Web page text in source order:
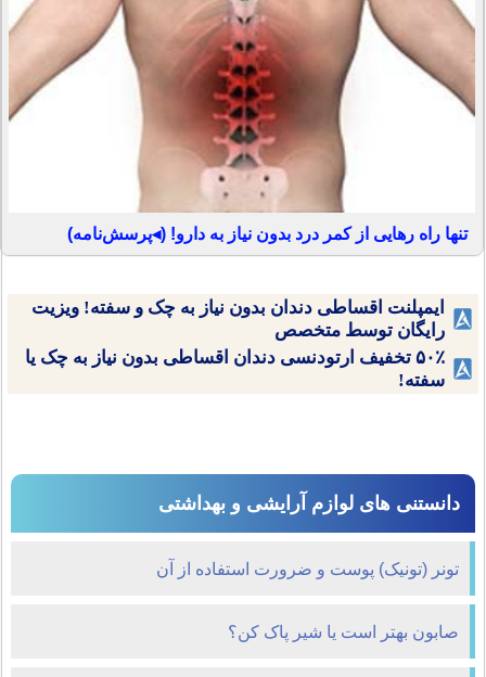
تنها راه رهایی از کمر درد بدون نیاز به دارو! (◂پرسش‌نامه)
ایمپلنت اقساطی دندان بدون نیاز به چک و سفته! ویزیت
رایگان توسط متخصص
۵۰٪ تخفیف ارتودنسی دندان اقساطی بدون نیاز به چک یا
سفته!
دانستنی های لوازم آرایشی و بهداشتی
تونر (تونیک) پوست و ضرورت استفاده از آن
صابون بهتر است یا شیر پاک کن؟